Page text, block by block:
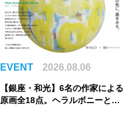
EVENT 2026.08.06
【銀座・和光】6名の作家による
原画全18点。ヘラルボニーとの